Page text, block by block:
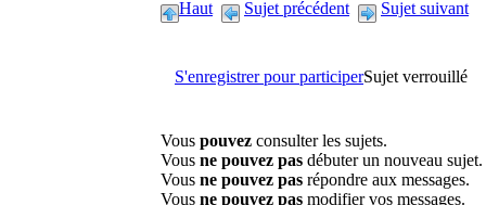
Haut Sujet précédent Sujet suivant
S'enregistrer pour participerSujet verrouillé
Vous pouvez consulter les sujets.
Vous ne pouvez pas débuter un nouveau sujet.
Vous ne pouvez pas répondre aux messages.
Vous ne pouvez pas modifier vos messages.